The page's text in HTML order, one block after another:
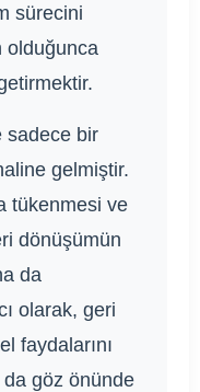
sürecini
olduğunca
sadece bir
gelmiştir.
tükenmesi ve
dönüşümün
da
olarak, geri
faydalarını
da göz önünde